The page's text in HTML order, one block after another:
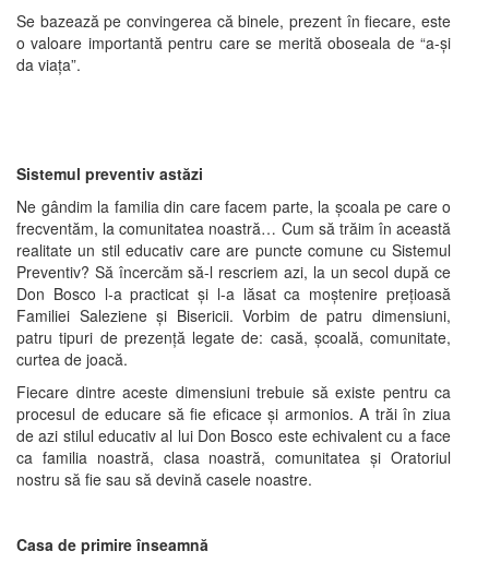
Se bazează pe convingerea că binele, prezent în fiecare, este
o valoare importantă pentru care se merită oboseala de “a-şi
da viaţa”.
Sistemul preventiv astăzi
Ne gândim la familia din care facem parte, la şcoala pe care o
frecventăm, la comunitatea noastră… Cum să trăim în această
realitate un stil educativ care are puncte comune cu Sistemul
Preventiv? Să încercăm să-l rescriem azi, la un secol după ce
Don Bosco l-a practicat şi l-a lăsat ca moştenire preţioasă
Familiei Saleziene şi Bisericii. Vorbim de patru dimensiuni,
patru tipuri de prezenţă legate de: casă, şcoală, comunitate,
curtea de joacă.
Fiecare dintre aceste dimensiuni trebuie să existe pentru ca
procesul de educare să fie eficace şi armonios. A trăi în ziua
de azi stilul educativ al lui Don Bosco este echivalent cu a face
ca familia noastră, clasa noastră, comunitatea şi Oratoriul
nostru să fie sau să devină casele noastre.
Casa de primire înseamnă